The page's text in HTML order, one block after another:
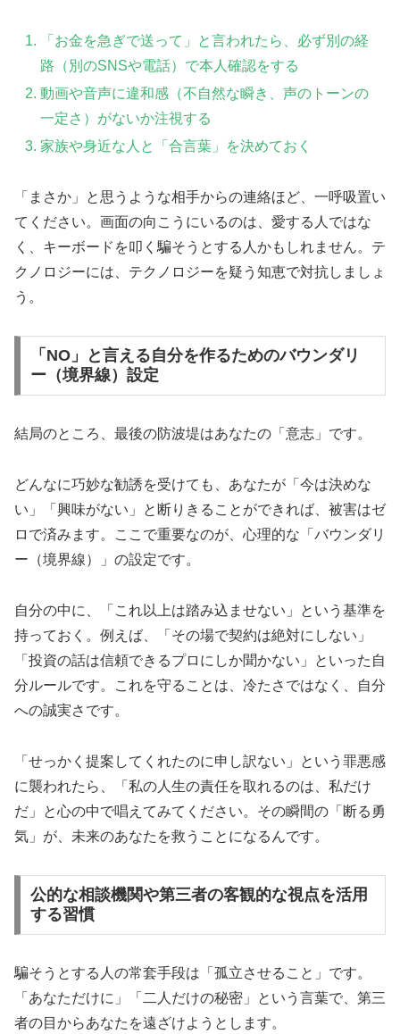
「お金を急ぎで送って」と言われたら、必ず別の経
路（別のSNSや電話）で本人確認をする
動画や音声に違和感（不自然な瞬き、声のトーンの
一定さ）がないか注視する
家族や身近な人と「合言葉」を決めておく
「まさか」と思うような相手からの連絡ほど、一呼吸置い
てください。画面の向こうにいるのは、愛する人ではな
く、キーボードを叩く騙そうとする人かもしれません。テ
クノロジーには、テクノロジーを疑う知恵で対抗しましょ
う。
「NO」と言える自分を作るためのバウンダリ
ー（境界線）設定
結局のところ、最後の防波堤はあなたの「意志」です。
どんなに巧妙な勧誘を受けても、あなたが「今は決めな
い」「興味がない」と断りきることができれば、被害はゼ
ロで済みます。ここで重要なのが、心理的な「バウンダリ
ー（境界線）」の設定です。
自分の中に、「これ以上は踏み込ませない」という基準を
持っておく。例えば、「その場で契約は絶対にしない」
「投資の話は信頼できるプロにしか聞かない」といった自
分ルールです。これを守ることは、冷たさではなく、自分
への誠実さです。
「せっかく提案してくれたのに申し訳ない」という罪悪感
に襲われたら、「私の人生の責任を取れるのは、私だけ
だ」と心の中で唱えてみてください。その瞬間の「断る勇
気」が、未来のあなたを救うことになるんです。
公的な相談機関や第三者の客観的な視点を活用
する習慣
騙そうとする人の常套手段は「孤立させること」です。
「あなただけに」「二人だけの秘密」という言葉で、第三
者の目からあなたを遠ざけようとします。